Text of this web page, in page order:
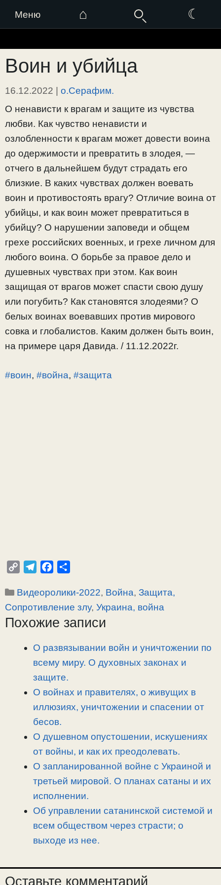
Меню ⌂ ☾
к
содержимому
Воин и убийца
16.12.2022 | о.Серафим.
О ненависти к врагам и защите из чувства
любви. Как чувство ненависти и
озлобленности к врагам может довести воина
до одержимости и превратить в злодея, —
отчего в дальнейшем будут страдать его
близкие. В каких чувствах должен воевать
воин и противостоять врагу? Отличие воина от
убийцы, и как воин может превратиться в
убийцу? О нарушении заповеди и общем
грехе российских военных, и грехе личном для
любого воина. О борьбе за правое дело и
душевных чувствах при этом. Как воин
защищая от врагов может спасти свою душу
или погубить? Как становятся злодеями? О
белых воинах воевавших против мирового
совка и глобалистов. Каким должен быть воин,
на примере царя Давида. / 11.12.2022г.
#воин, #война, #защита
p
y
L
l
e
g
a
c
e
b
п
р
а
Рубрики
Видеоролики-2022, Война,Защита,
Сопротивление злу, Украина, война
Похожие записи
О развязывании войн и уничтожении по
всему миру. О духовных законах и
защите.
О войнах и правителях, о живущих в
иллюзиях, уничтожении и спасении от
бесов.
О душевном опустошении, искушениях
от войны, и как их преодолевать.
О запланированной войне с Украиной и
третьей мировой. О планах сатаны и их
исполнении.
Об управлении сатанинской системой и
всем обществом через страсти; о
выходе из нее.
Оставьте комментарий